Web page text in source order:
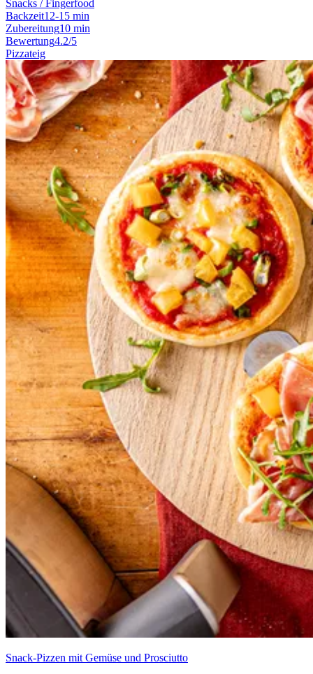
Snacks / Fingerfood
Backzeit12-15 min
Zubereitung10 min
Bewertung4.2/5
Pizzateig
Snack-Pizzen mit Gemüse und Prosciutto